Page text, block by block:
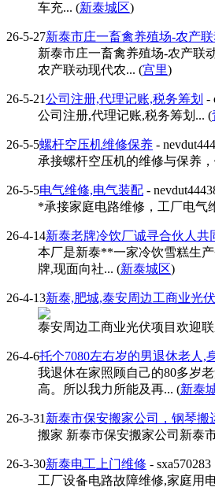
车充... (新泰城区)
26-5-27新泰市庄一畜禽养殖场-农产
新泰市庄一畜禽养殖场-农产联
农产联动现代农... (宫里)
26-5-21公司注册,代理记账,税务筹划 -
公司注册,代理记账,税务筹划... (
26-5-5螺杆空压机维修保养 -
承接螺杆空压机的维修与保养
26-5-5电气维修,电气装配 -
*承接家庭电路维修，工厂电气
26-4-14新泰老牌冷饮厂诚寻合伙人共
本厂是新泰**一家冷饮雪糕生
牌,现面向社... (新泰城区)
26-4-13新泰,肥城,泰安周边工商业光
泰安周边工商业光伏项目欢迎
26-4-6托个7080左右岁的男退休老人,
我退休在家照顾自己的80多岁
高。所以我力所能及再... (新泰
26-3-31 新泰市保安搬家公司，钢琴搬
搬家 新泰市保安搬家公司新泰
26-3-30新泰电工上门维修 - sxa570283
工厂设备电路故障维修,家庭用